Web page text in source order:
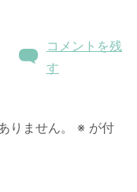
コメントを残
す
りません。 ※ が付